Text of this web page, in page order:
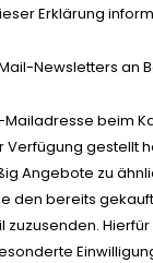
Erklärung
Newsletters an
Mailadresse beim
Verfügung gestellt
Angebote zu
den bereits
zuzusenden.